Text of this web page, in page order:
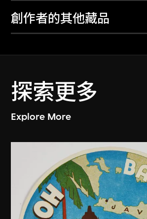
創作者的其他藏品
探索更多
Explore More